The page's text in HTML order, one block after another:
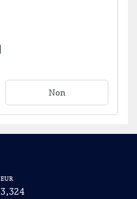
Non
EUR
3,324